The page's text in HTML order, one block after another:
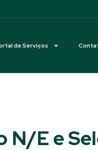
de Serviços
N/E e